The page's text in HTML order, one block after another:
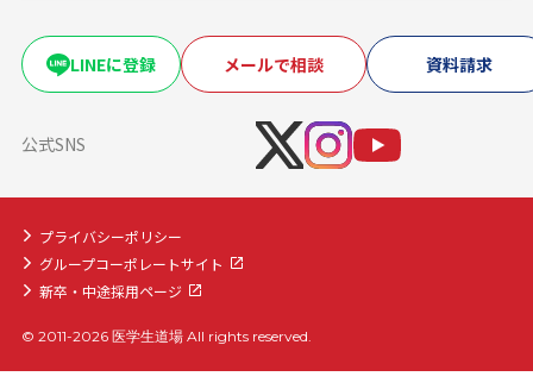
海外医学部コース
医学部入学前生物学準備コース
医学部入学前物理学準備コース
LINEに登録 メールで相談 資料請求
公式SNS
プライバシーポリシー
グループコーポレートサイト
新卒・中途採用ページ
© 2011-2026 医学生道場 All rights reserved.